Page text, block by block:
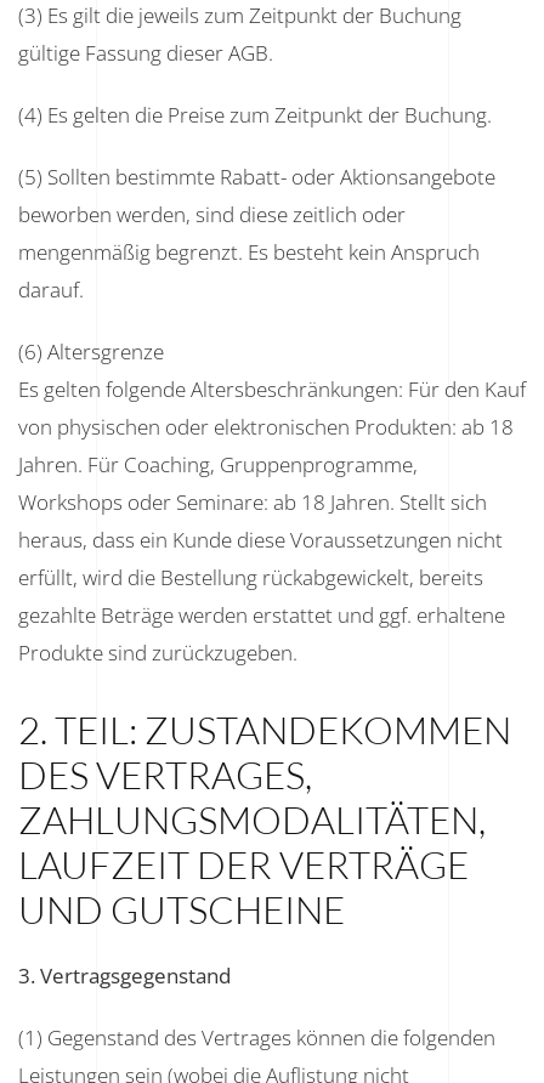
(3) Es gilt die jeweils zum Zeitpunkt der Buchung
gültige Fassung dieser AGB.
(4) Es gelten die Preise zum Zeitpunkt der Buchung.
(5) Sollten bestimmte Rabatt- oder Aktionsangebote
beworben werden, sind diese zeitlich oder
mengenmäßig begrenzt. Es besteht kein Anspruch
darauf.
(6) Altersgrenze
Es gelten folgende Altersbeschränkungen: Für den Kauf
von physischen oder elektronischen Produkten: ab 18
Jahren. Für Coaching, Gruppenprogramme,
Workshops oder Seminare: ab 18 Jahren. Stellt sich
heraus, dass ein Kunde diese Voraussetzungen nicht
erfüllt, wird die Bestellung rückabgewickelt, bereits
gezahlte Beträge werden erstattet und ggf. erhaltene
Produkte sind zurückzugeben.
2. TEIL: ZUSTANDEKOMMEN
DES VERTRAGES,
ZAHLUNGSMODALITÄTEN,
LAUFZEIT DER VERTRÄGE
UND GUTSCHEINE
3. Vertragsgegenstand
(1) Gegenstand des Vertrages können die folgenden
Leistungen sein (wobei die Auflistung nicht